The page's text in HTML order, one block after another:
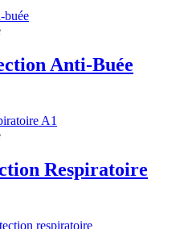
Anti-Buée
Respiratoire